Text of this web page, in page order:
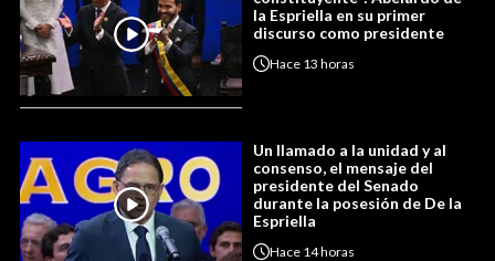
la Espriella en su primer
discurso como presidente
Hace 13 horas
Un llamado a la unidad y al
consenso, el mensaje del
presidente del Senado
durante la posesión de De la
Espriella
Hace 14 horas